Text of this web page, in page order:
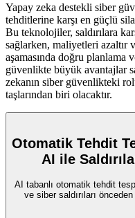
Yapay zeka destekli siber
tehditlerine karşı en güçlü
Bu teknolojiler, saldırılara
sağlarken, maliyetleri azaltır
aşamasında doğru
güvenlikte büyük avantajlar
zekanın siber güvenlikteki
taşlarından biri olacaktır.
Otomatik Tehdit
AI ile
AI tabanlı otomatik tehdit
ve siber saldırıları